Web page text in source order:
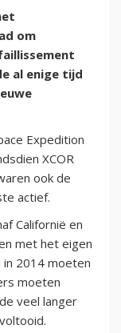
om
al enige tijd
Expedition
XCOR
ook de
actief.
Californië en
met het eigen
2014 moeten
moeten
veel langer